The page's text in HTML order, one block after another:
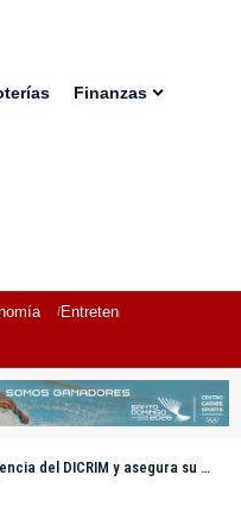
Finanzas
Entretenimiento
hijo lleva tres meses preso con expediente “falso”